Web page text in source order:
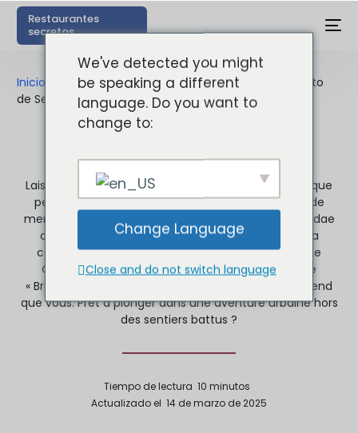
Restaurantes
secretos
Inicio
Distrito de Seongsu: ¿Qué hacer en este distrito
de Seúl?
Laissez-moi vous emmener dans un coin de Séoul que
peu de voyageurs connaissent, mais qui regorge de
merveilles insoupçonnées. Si vous pensez que Hongdae
ou Itaewon sont les seuls quartiers branchés de la
capitale coréenne, préparez-vous à être surpris. Le
Quartier Seongsu (성수동), souvent surnommé le
« Brooklyn de Séoul », est un véritable bijou qui n’attend
que vous. Prêt à plonger dans une aventure urbaine hors
des sentiers battus ?
Tiempo de lectura 10 minutos
Actualizado el 14 de marzo de 2025
We've detected you might
be speaking a different
language. Do you want to
change to:
Change Language
Close and do not switch language